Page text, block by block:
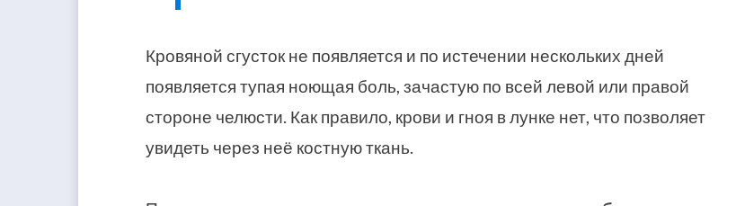
Кровяной сгусток не появляется и по истечении нескольких дней
появляется тупая ноющая боль, зачастую по всей левой или правой
стороне челюсти. Как правило, крови и гноя в лунке нет, что позволяет
увидеть через неё костную ткань.